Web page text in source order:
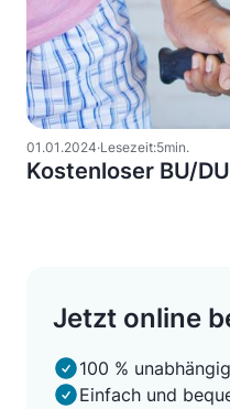
01 .01 .2024·Lesezeit:5min.
Kostenloser BU/
Jetzt online
100 %
Einfach und